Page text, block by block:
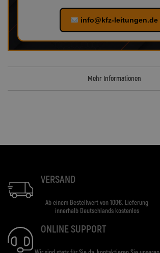
info@kfz-leitungen.de
Mehr Informationen
VERSAND
Ab einem Bestellwert von 100€. Lieferung
innerhalb Deutschlands kostenlos
ONLINE SUPPORT